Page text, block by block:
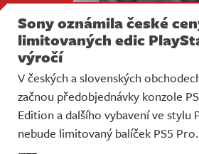
Sony oznámila české
limitovaných edic
výročí
V českých a slovenských
začnou předobjednávky konzole
Edition a dalšího vybavení ve stylu
nebude limitovaný balíček PS5 Pro.